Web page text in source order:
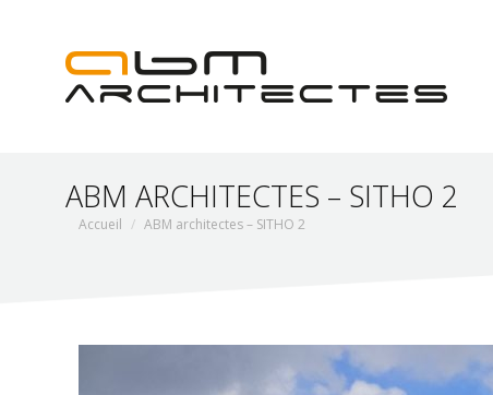
ABM ARCHITECTES – SITHO 2
Vous êtes ici :
Accueil ABM architectes – SITHO 2